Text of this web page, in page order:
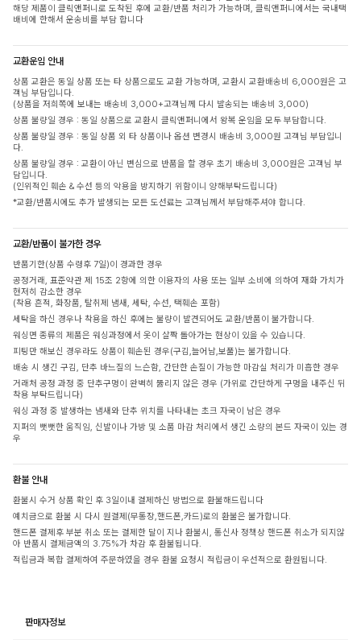
해당 제품이 클릭앤퍼니로 도착된 후에 교환/반품 처리가 가능하며, 클릭앤퍼니에서는 국내택
배비에 한해서 운송비를 부담 합니다
교환운임 안내
상품 교환은 동일 상품 또는 타 상품으로도 교환 가능하며, 교환시 교환배송비 6,000원은 고
객님 부담입니다.
(상품을 저희쪽에 보내는 배송비 3,000+고객님께 다시 발송되는 배송비 3,000)
상품 불량일 경우 : 동일 상품으로 교환시 클릭앤퍼니에서 왕복 운임을 모두 부담합니다.
상품 불량일 경우 : 동일 상품 외 타 상품이나 옵션 변경시 배송비 3,000원 고객님 부담입니
다.
상품 불량일 경우 : 교환이 아닌 변심으로 반품을 할 경우 초기 배송비 3,000원은 고객님 부
담입니다.
(인위적인 훼손 & 수선 등의 악용을 방지하기 위함이니 양해부탁드립니다)
*교환/반품시에도 추가 발생되는 모든 도선료는 고객님께서 부담해주셔야 합니다.
교환/반품이 불가한 경우
반품기한(상품 수령후 7일)이 경과한 경우
공정거래, 표준약관 제 15조 2항에 의한 이용자의 사용 또는 일부 소비에 의하여 재화 가치가
현저히 감소한 경우
(착용 흔적, 화장품, 탈취제 냄새, 세탁, 수선, 택훼손 포함)
세탁을 하신 경우나 착용을 하신 후에는 불량이 발견되어도 교환/반품이 불가합니다.
워싱면 종류의 제품은 워싱과정에서 옷이 살짝 돌아가는 현상이 있을 수 있습니다.
피팅만 해보신 경우라도 상품이 훼손된 경우(구김,늘어남,보풀)는 불가합니다.
배송 시 생긴 구김, 단추 바느질의 느슨함, 간단한 손질이 가능한 마감실 처리가 미흡한 경우
거래처 공정 과정 중 단추구멍이 완벽히 뚫리지 않은 경우 (가위로 간단하게 구멍을 내주신 뒤
착용 부탁드립니다)
워싱 과정 중 발생하는 냄새와 단추 위치를 나타내는 초크 자국이 남은 경우
지퍼의 뻣뻣한 움직임, 신발이나 가방 및 소품 마감 처리에서 생긴 소량의 본드 자국이 있는 경
우
환불 안내
환불시 수거 상품 확인 후 3일이내 결제하신 방법으로 환불해드립니다
예치금으로 환불 시 다시 원결제(무통장,핸드폰,카드)로의 환불은 불가합니다.
핸드폰 결제후 부분 취소 또는 결제한 달이 지나 환불시, 통신사 정책상 핸드폰 취소가 되지않
아 반품시 결제금액의 3.75%가 차감 후 환불됩니다.
적립금과 복합 결제하여 주문하였을 경우 환불 요청시 적립금이 우선적으로 환원됩니다.
판매자정보